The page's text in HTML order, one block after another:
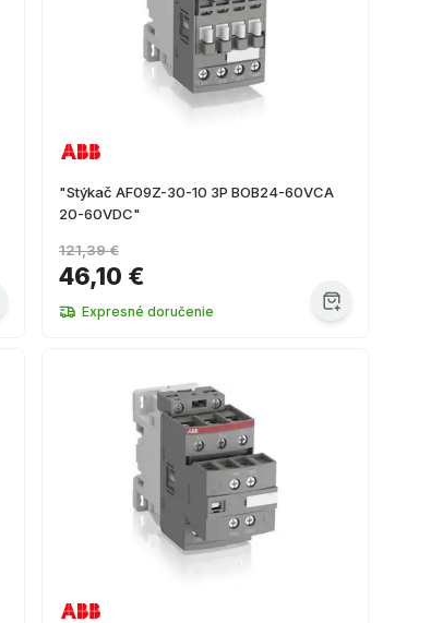
"Stýkač AF09Z-30-10 3P BOB24-60VCA
20-60VDC"
46,10 €
121,39 €
Expresné doručenie